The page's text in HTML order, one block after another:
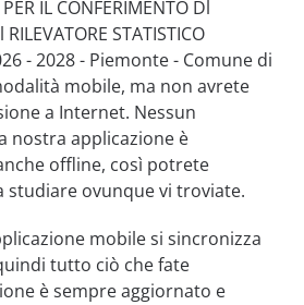
IL CONFERIMENTO Dl
STATISTICO
- 2028 - Piemonte - Comune di
mobile, ma non avrete
a Internet. Nessun
nostra applicazione è
offline, così potrete
studiare ovunque vi troviate.
mobile si sincronizza
tutto ciò che fate
è sempre aggiornato e